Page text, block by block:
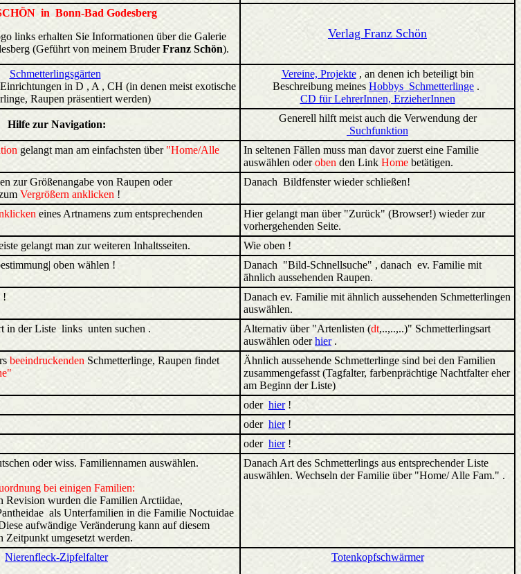
in Bonn-Bad Godesberg
links erhalten Sie Informationen über die Galerie
(Geführt von meinem BruderFranz Schön).
Verlag Franz Schön
Schmetterlingsgärten
in D , A , CH (in denen meist exotische
Raupen präsentiert werden)
Vereine, Projekte, an denen ich beteiligt bin
Beschreibung meines Hobbys Schmetterlinge .
CD für LehrerInnen, ErzieherInnen
Hilfe zur Navigation:
Generell hilft meist auch die Verwendung der
Suchfunktion
gelangt man am einfachsten über "Home/Alle
In seltenen Fällen muss man davor zuerst eine Familie
auswählen oderoben den Link Home betätigen.
zur Größenangabe von Raupen oder
Vergrößern anklicken !
Danach Bildfenster wieder schließen!
eines Artnamens zum entsprechenden
Hier gelangt man über "Zurück" (Browser!) wieder zur
vorhergehenden Seite.
gelangt man zur weiteren Inhaltsseiten.
Wie oben !
oben wählen !
Danach "Bild-Schnellsuche" , danach ev. Familie mit
ähnlich aussehenden Raupen.
!
Danach ev. Familie mit ähnlich aussehenden Schmetterlingen
auswählen.
in der Liste links unten suchen . Alternativ über "Artenlisten (dt,..,..,..)" Schmetterlingsart
auswählen oderhier.
beeindruckenden Schmetterlinge, Raupen findet
Ähnlich aussehende Schmetterlinge sind bei den Familien
zusammengefasst (Tagfalter, farbenprächtige Nachtfalter eher
am Beginn der Liste)
oder hier!
oder hier!
oder hier!
oder wiss. Familiennamen auswählen.
bei einigen Familien:
Revision wurden die Familien Arctiidae,
als Unterfamilien in die Familie Noctuidae
aufwändige Veränderung kann auf diesem
Zeitpunkt umgesetzt werden.
Danach Art des Schmetterlings aus entsprechender Liste
auswählen. Wechseln der Familie über "Home/ Alle Fam." .
Nierenfleck-Zipfelfalter
Totenkopfschwärmer